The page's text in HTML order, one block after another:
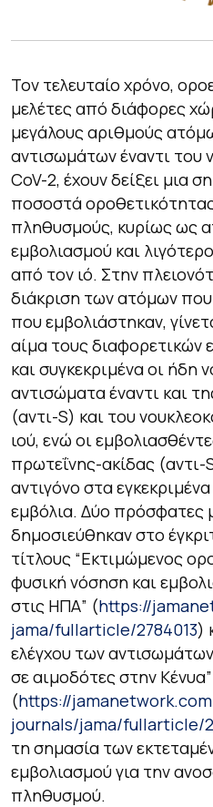
Τον τελευταίο χρόνο,
μελέτες από διάφορες
μεγάλους αριθμούς
αντισωμάτων έναντι του
CoV-2, έχουν δείξει μια
ποσοστά
πληθυσμούς, κυρίως ως
εμβολιασμού και
από τον ιό. Στην
διάκριση των ατόμων
που εμβολιάστηκαν,
αίμα τους διαφορετικών
και συγκεκριμένα οι ήδη
αντισώματα έναντι και
(αντι-S) και του
ιού, ενώ οι
πρωτεΐνης-ακίδας (αντι-
αντιγόνο στα
εμβόλια. Δύο πρόσφατες
δημοσιεύθηκαν στο
τίτλους “Εκτιμώμενος
φυσική νόσηση και
στις ΗΠΑ” (https://
jama/fullarticle/2784013)
ελέγχου των
σε αιμοδότες στην Κένυα”
(https://
journals/jama/fullarticle/
τη σημασία των
εμβολιασμού για την
πληθυσμού.